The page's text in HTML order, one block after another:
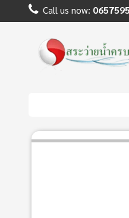
Call us now: